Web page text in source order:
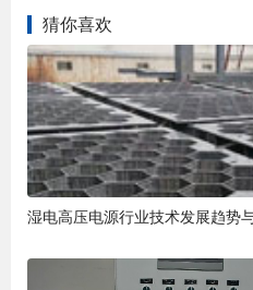
猜你喜欢
湿电高压电源行业技术发展趋势